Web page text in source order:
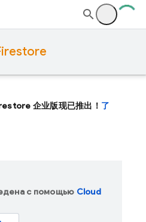
企业版现已推出！ 了
с помощью Cloud